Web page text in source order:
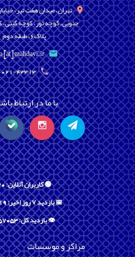
تهران، میدان هفت تیر،
جنوبی، کوچه تور، کوچه
پلاک6، طبقه دوم
[at] mahdavi.ir
021-43313
با ما در ارتباط
🟢 کاربران آنلاین: 20
📅 بازدید ۷ روز اخیر: 10219
👁️ بازدید کل: 157053
مراکز و موسسات